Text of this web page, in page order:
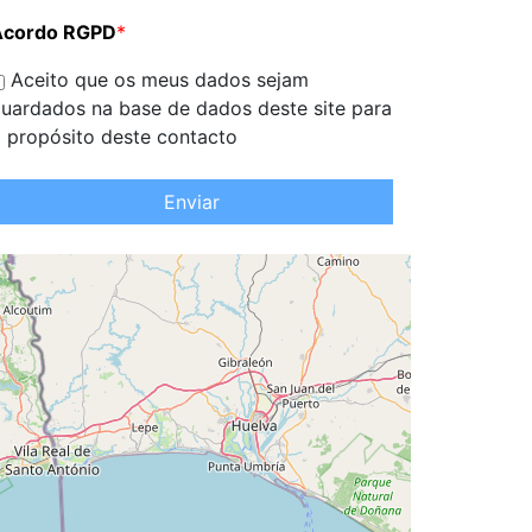
RGPD*
Aceito que os meus dados sejam
na base de dados deste site para
propósito deste contacto
Enviar